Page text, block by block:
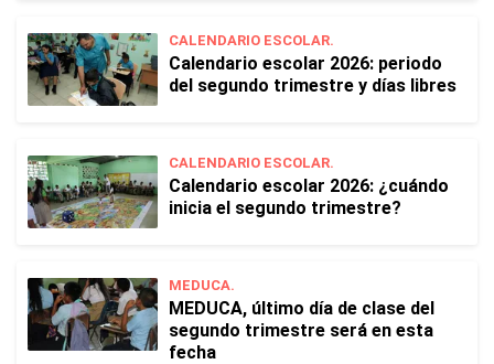
CALENDARIO ESCOLAR.
Calendario escolar 2026: periodo
del segundo trimestre y días libres
CALENDARIO ESCOLAR.
Calendario escolar 2026: ¿cuándo
inicia el segundo trimestre?
MEDUCA.
MEDUCA, último día de clase del
segundo trimestre será en esta
fecha